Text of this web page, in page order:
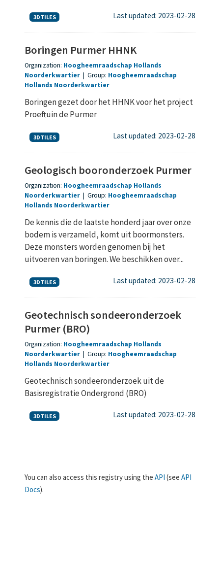
3DTILES Last updated: 2023-02-28
Boringen Purmer HHNK
Organization: Hoogheemraadschap Hollands
Noorderkwartier | Group: Hoogheemraadschap
Hollands Noorderkwartier
Boringen gezet door het HHNK voor het project
Proeftuin de Purmer
3DTILES Last updated: 2023-02-28
Geologisch booronderzoek Purmer
Organization: Hoogheemraadschap Hollands
Noorderkwartier | Group: Hoogheemraadschap
Hollands Noorderkwartier
De kennis die de laatste honderd jaar over onze
bodem is verzameld, komt uit boormonsters.
Deze monsters worden genomen bij het
uitvoeren van boringen. We beschikken over...
3DTILES Last updated: 2023-02-28
Geotechnisch sondeeronderzoek
Purmer (BRO)
Organization: Hoogheemraadschap Hollands
Noorderkwartier | Group: Hoogheemraadschap
Hollands Noorderkwartier
Geotechnisch sondeeronderzoek uit de
Basisregistratie Ondergrond (BRO)
3DTILES Last updated: 2023-02-28
You can also access this registry using the API (see API
Docs).